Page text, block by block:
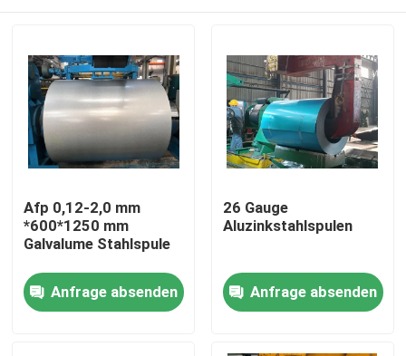
Zu Hause
Afp 0,12-2,0 mm
*600*1250 mm
Galvalume Stahlspule
Anfrage absenden
26 Gauge
Aluzinkstahlspulen
Anfrage absenden